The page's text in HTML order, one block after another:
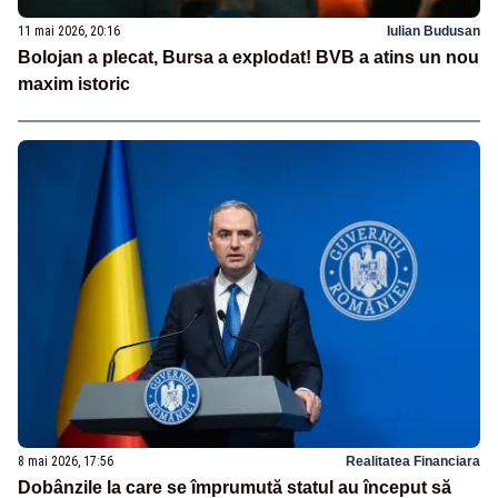
11 mai 2026, 20:16 Iulian Budusan
Bolojan a plecat, Bursa a explodat! BVB a atins un nou
maxim istoric
8 mai 2026, 17:56 Realitatea Financiara
Dobânzile la care se împrumută statul au început să